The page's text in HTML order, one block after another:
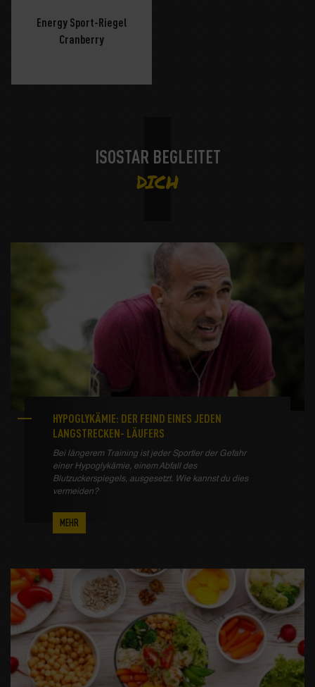
Energy Sport-Riegel
Cranberry
ISOSTAR BEGLEITET
DICH
HYPOGLYKÄMIE: DER FEIND EINES JEDEN
LANGSTRECKEN- LÄUFERS
Bei längerem Training ist jeder Sportler der Gefahr
einer Hypoglykämie, einem Abfall des
Blutzuckerspiegels, ausgesetzt. Wie kannst du dies
vermeiden?
MEHR